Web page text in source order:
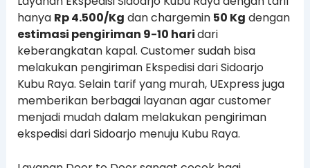
hanya Rp 4.500/Kg dan chargemin 50 Kg dengan
estimasi pengiriman 9-10 haridari
keberangkatan kapal. Customer sudah bisa
melakukan pengiriman Ekspedisi dari Sidoarjo
Kubu Raya. Selain tarif yang murah, UExpress juga
memberikan berbagai layanan agar customer
menjadi mudah dalam melakukan pengiriman
ekspedisi dari Sidoarjo menuju Kubu Raya.